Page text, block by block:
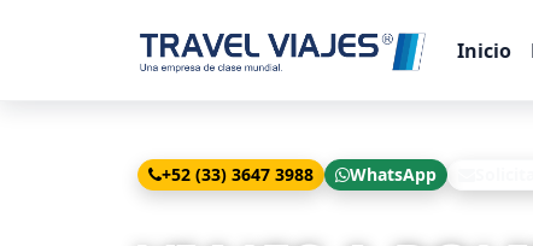
Inicio
+52 (33) 3647 3988 WhatsApp